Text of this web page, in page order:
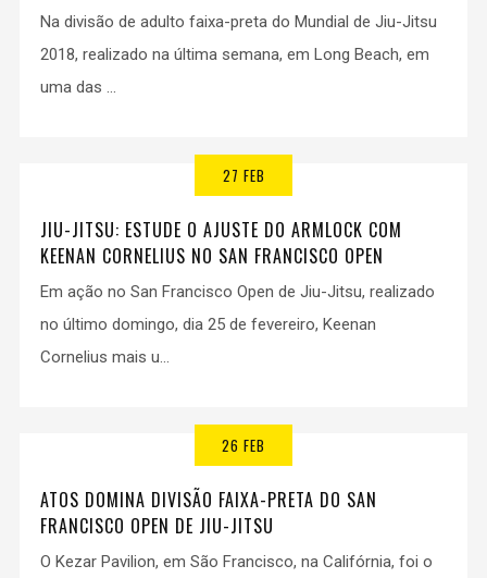
Na divisão de adulto faixa-preta do Mundial de Jiu-Jitsu
2018, realizado na última semana, em Long Beach, em
uma das ...
27 FEB
JIU-JITSU: ESTUDE O AJUSTE DO ARMLOCK COM
KEENAN CORNELIUS NO SAN FRANCISCO OPEN
Em ação no San Francisco Open de Jiu-Jitsu, realizado
no último domingo, dia 25 de fevereiro, Keenan
Cornelius mais u...
26 FEB
ATOS DOMINA DIVISÃO FAIXA-PRETA DO SAN
FRANCISCO OPEN DE JIU-JITSU
O Kezar Pavilion, em São Francisco, na Califórnia, foi o